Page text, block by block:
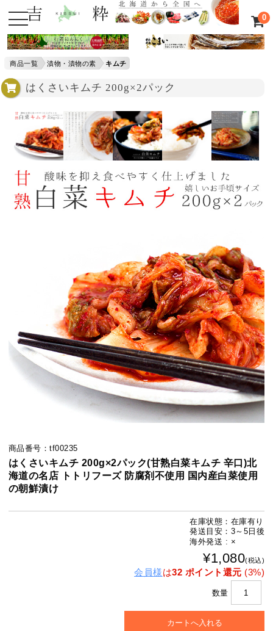
0
商品一覧 漬物・漬物の素 キムチ
はくさいキムチ 200g×2パック
商品番号：tf00235
はくさいキムチ 200g×2パック(甘熟白菜キムチ 辛口)北
海道の名店 トトリフーズ 防腐剤不使用 国内産白菜使用
の朝鮮漬け
在庫状態：在庫有り
発送目安：3～5日後
海外発送 : ×
¥1,080(税込)
会員様は32 ポイント還元 (3%)
数量